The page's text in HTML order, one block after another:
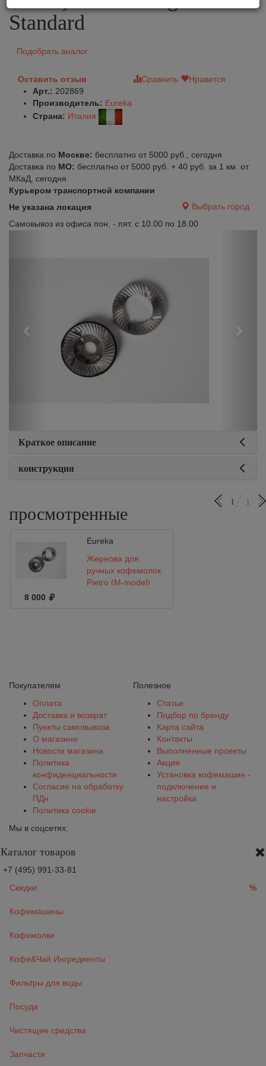
Standard
Подобрать аналог
Оставить отзыв Сравнить
Нравится
Арт.: 202869
Производитель: Eureka
Страна: Италия
Доставка по Москве: бесплатно от 5000 руб., сегодня
Доставка по МО: бесплатно от 5000 руб. + 40 руб. за 1 км. от
МКаД, сегодня
Курьером транспортной компании
Не указана локация
Выбрать город
Самовывоз из офиса пон. - пят. с 10.00 по 18.00
Краткое описание
конструкция
просмотренные
1 1
Eureka
Жернова для
ручных кофемолок
Pietro (M-model)
8 000
Покупателям
Оплата
Доставка и возврат
Пункты самовывоза
О магазине
Новости магазина
Политика
конфиденциальности
Согласие на обработку
ПДн
Политика cookie
Полезное
Статьи
Подбор по бренду
Карта сайта
Контакты
Выполненные проекты
Акция
Установка кофемашин -
подключение и
настройка
Мы в соцсетях:
Каталог товаров
+7 (495) 991-33-81
Скидки
%
Кофемашины
Кофемолки
Кофе&Чай Ингредиенты
Фильтры для воды
Посуда
Чистящие средства
Запчасти